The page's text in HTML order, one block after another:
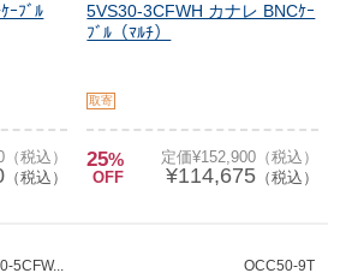
ｰﾌﾞﾙ
税込）
（税込）
5VS30-3CFWH カナレ BNCｹｰ
ﾌﾞﾙ（ﾏﾙﾁ）
取寄
25%
OFF
定価¥152,900（税込）
¥114,675（税込）
5CFW... OCC50-9T